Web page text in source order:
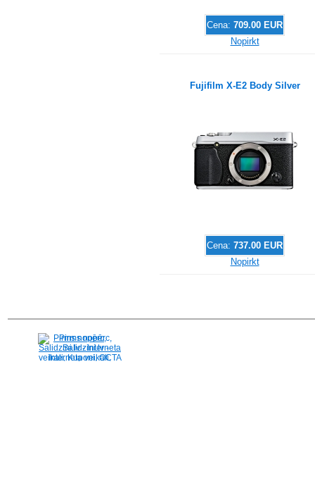
Cena: 709.00 EUR
Nopirkt
Fujifilm X-E2 Body Silver
Cena: 737.00 EUR
Nopirkt
Pirms nopērc,
Salidzini.lv - Interneta
veikali, Kuponi, OCTA